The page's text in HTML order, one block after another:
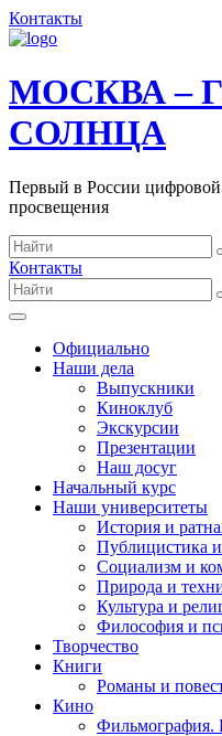
Контакты
МОСКВА –
СОЛНЦА
Первый в России цифровой
просвещения
Контакты
Официально
Наши дела
Выпускники
Киноклуб
Экскурсии
Презентации
Наш досуг
Начальный курс
Наши университеты
История и
Публицистика
Социализм и
Природа и
Культура и
Философия и
Творчество
Книги
Романы и
Кино
Фильмография.